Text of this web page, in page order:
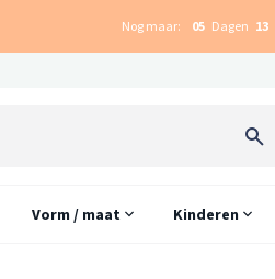
Nog maar: 05 Dagen 13
Vorm / maat Kinderen